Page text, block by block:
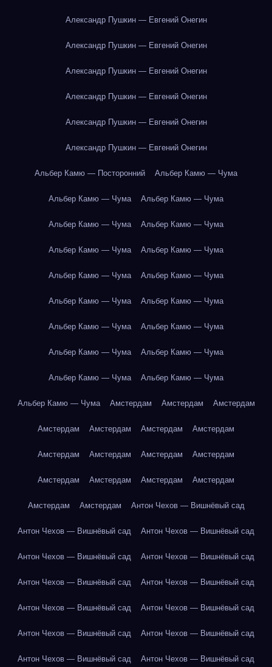
Александр Пушкин — Евгений Онегин
Александр Пушкин — Евгений Онегин
Александр Пушкин — Евгений Онегин
Александр Пушкин — Евгений Онегин
Александр Пушкин — Евгений Онегин
Александр Пушкин — Евгений Онегин
Альбер Камю — Посторонний Альбер Камю — Чума
Альбер Камю — Чума Альбер Камю — Чума
Альбер Камю — Чума Альбер Камю — Чума
Альбер Камю — Чума Альбер Камю — Чума
Альбер Камю — Чума Альбер Камю — Чума
Альбер Камю — Чума Альбер Камю — Чума
Альбер Камю — Чума Альбер Камю — Чума
Альбер Камю — Чума Альбер Камю — Чума
Альбер Камю — Чума Альбер Камю — Чума
Альбер Камю — Чума Амстердам Амстердам Амстердам
Амстердам Амстердам Амстердам Амстердам
Амстердам Амстердам Амстердам Амстердам
Амстердам Амстердам Амстердам Амстердам
Амстердам Амстердам Антон Чехов — Вишнёвый сад
Антон Чехов — Вишнёвый сад Антон Чехов — Вишнёвый сад
Антон Чехов — Вишнёвый сад Антон Чехов — Вишнёвый сад
Антон Чехов — Вишнёвый сад Антон Чехов — Вишнёвый сад
Антон Чехов — Вишнёвый сад Антон Чехов — Вишнёвый сад
Антон Чехов — Вишнёвый сад Антон Чехов — Вишнёвый сад
Антон Чехов — Вишнёвый сад Антон Чехов — Вишнёвый сад